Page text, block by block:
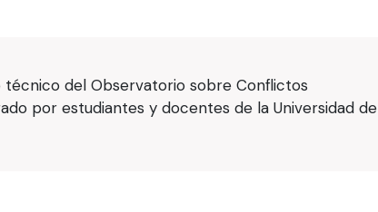
del Observatorio sobre Conflictos
por estudiantes y docentes de la Universidad de